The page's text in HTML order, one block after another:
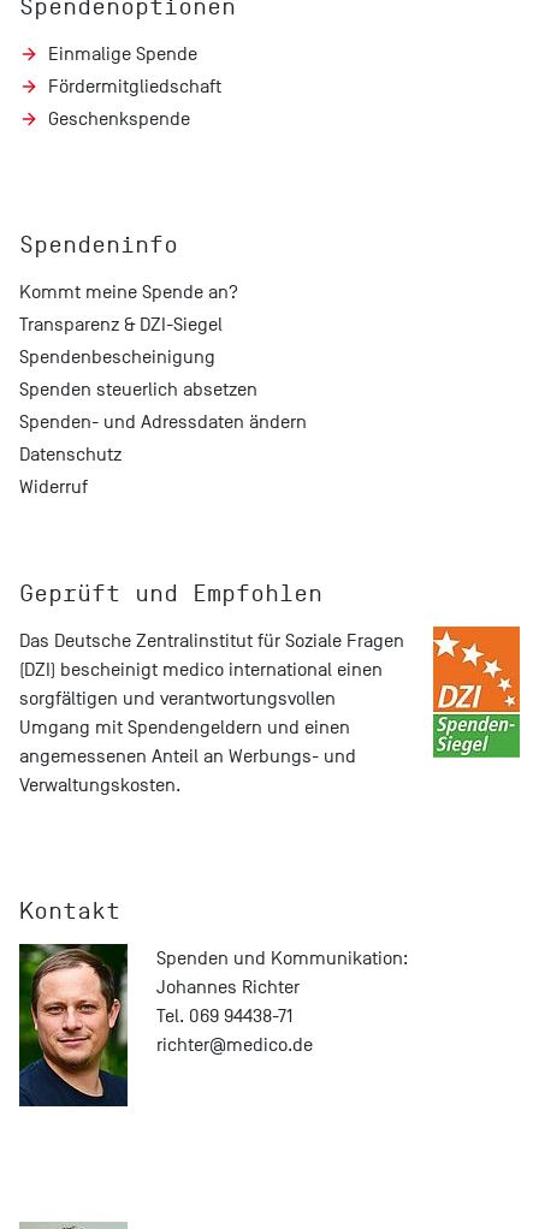
Spendenoptionen
Einmalige Spende
Fördermitgliedschaft
Geschenkspende
Spendeninfo
Kommt meine Spende an?
Transparenz & DZI-Siegel
Spendenbescheinigung
Spenden steuerlich absetzen
Spenden- und Adressdaten ändern
Datenschutz
Widerruf
Geprüft und Empfohlen
Das Deutsche Zentralinstitut für Soziale Fragen
(DZI) bescheinigt medico international einen
sorgfältigen und verantwortungsvollen
Umgang mit Spendengeldern und einen
angemessenen Anteil an Werbungs- und
Verwaltungskosten.
Kontakt
Spenden und Kommunikation:
Johannes Richter
Tel. 069 94438-71
richter@medico.de